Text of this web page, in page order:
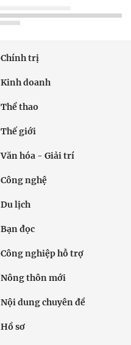
Chính trị
Kinh doanh
Thể thao
Thế giới
Văn hóa - Giải trí
Công nghệ
Du lịch
Bạn đọc
Công nghiệp hỗ trợ
Nông thôn mới
Nội dung chuyên đề
Hồ sơ